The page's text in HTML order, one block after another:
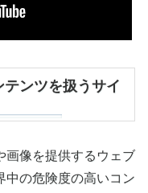
ンツを扱うサイ
画像を提供するウェブ
中の危険度の高いコン